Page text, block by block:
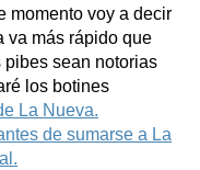
momento voy a decir
va más rápido que
pibes sean notorias
los botines
La Nueva.
de sumarse a La